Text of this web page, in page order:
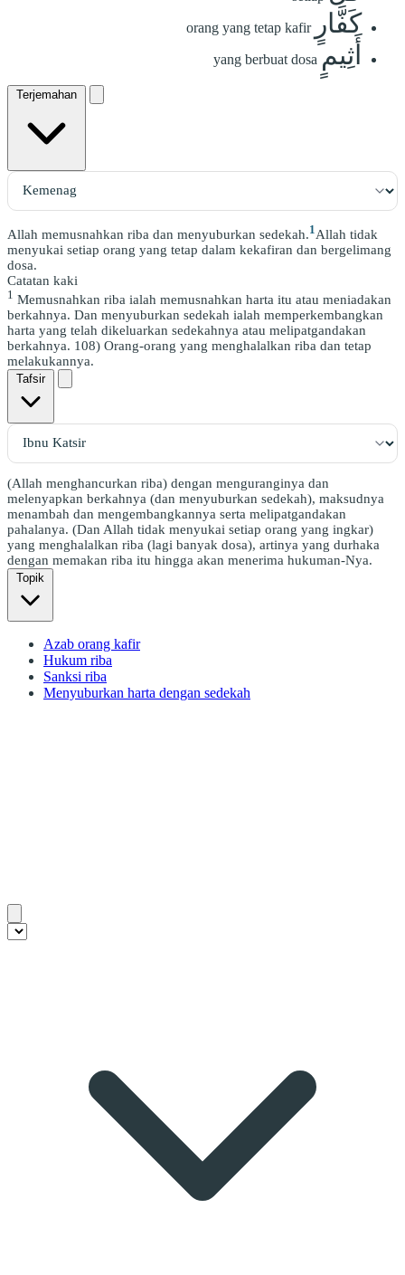
كَفَّارٍ orang yang tetap kafir
أَثِيمٍ yang berbuat dosa
Terjemahan
Allah memusnahkan riba dan menyuburkan sedekah.1 Allah tidak
menyukai setiap orang yang tetap dalam kekafiran dan bergelimang
dosa.
Catatan kaki
1 Memusnahkan riba ialah memusnahkan harta itu atau meniadakan
berkahnya. Dan menyuburkan sedekah ialah memperkembangkan
harta yang telah dikeluarkan sedekahnya atau melipatgandakan
berkahnya. 108) Orang-orang yang menghalalkan riba dan tetap
melakukannya.
Tafsir
(Allah menghancurkan riba) dengan menguranginya dan
melenyapkan berkahnya (dan menyuburkan sedekah), maksudnya
menambah dan mengembangkannya serta melipatgandakan
pahalanya. (Dan Allah tidak menyukai setiap orang yang ingkar)
yang menghalalkan riba (lagi banyak dosa), artinya yang durhaka
dengan memakan riba itu hingga akan menerima hukuman-Nya.
Topik
Azab orang kafir
Hukum riba
Sanksi riba
Menyuburkan harta dengan sedekah